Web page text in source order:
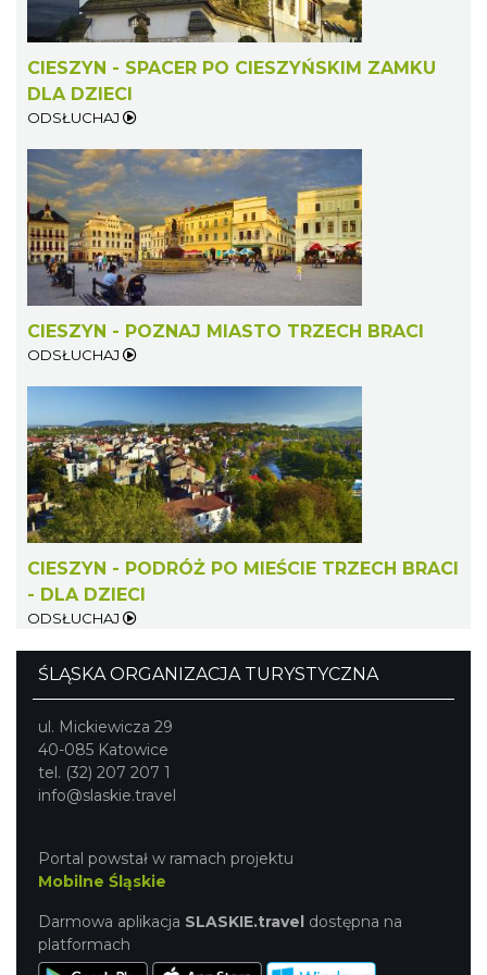
0.76 km
Patroni cieszyńskich ulic - wystawa
Cieszyn
Cieszyn
0.77 km
CIESZYN - SPACER PO CIESZYŃSKIM ZAMKU
DLA DZIECI
ODSŁUCHAJ
CIESZYN - POZNAJ MIASTO TRZECH BRACI
ODSŁUCHAJ
CIESZYN - PODRÓŻ PO MIEŚCIE TRZECH BRACI
- DLA DZIECI
ODSŁUCHAJ
ŚLĄSKA ORGANIZACJA TURYSTYCZNA
ul. Mickiewicza 29
40-085 Katowice
tel. (32) 207 207 1
info@slaskie.travel
Portal powstał w ramach projektu
Mobilne Śląskie
Darmowa aplikacja SLASKIE.travel dostępna na
platformach